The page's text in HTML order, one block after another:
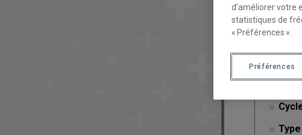
d’améliorer votre
statistiques de
« Préférences ».
Préférences